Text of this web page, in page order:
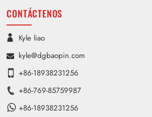
CONTÁCTENOS
Kyle liao
kyle@dgbaopin.com
+86-18938231256
+86-769-85759987
+86-18938231256